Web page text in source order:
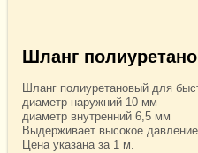
Шланг
Шланг полиуретановый для
диаметр наружний 10 мм
диаметр внутренний 6,5 мм
Выдерживает высокое
Цена указана за 1 м.